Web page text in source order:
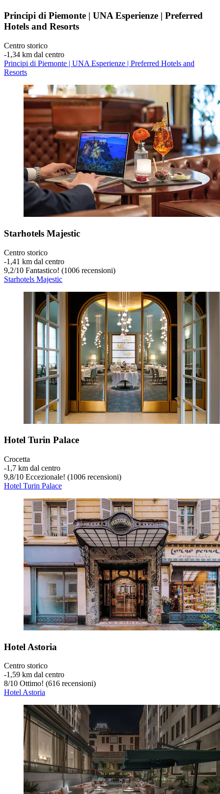
Principi di Piemonte | UNA Esperienze | Preferred
Hotels and Resorts
Centro storico
‐1,34 km dal centro
Principi di Piemonte | UNA Esperienze | Preferred Hotels and
Resorts
Starhotels Majestic
Centro storico
‐1,41 km dal centro
9,2/10 Fantastico! (1006 recensioni)
Starhotels Majestic
Hotel Turin Palace
Crocetta
‐1,7 km dal centro
9,8/10 Eccezionale! (1006 recensioni)
Hotel Turin Palace
Hotel Astoria
Centro storico
‐1,59 km dal centro
8/10 Ottimo! (616 recensioni)
Hotel Astoria